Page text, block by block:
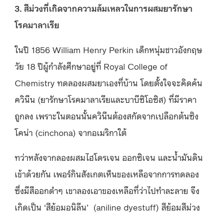
3. สีม่วงที่เกิดจากความล้มเหลวในการผสมยารักษา
โรคมาลาเรีย
ในปี 1856 William Henry Perkin เด็กหนุ่มชาวอังกฤษ
วัย 18 ปีผู้กำลังศึกษาอยู่ที่ Royal College of
Chemistry ทดลองผสมยาเองที่บ้าน โดยตั้งใจจะคิดค้น
ควินีน (ยารักษาโรคมาลาเรียและบาบีซิโอซิส) ที่มีราคา
ถูกลง เพราะในตอนนั้นควินีนต้องสกัดจากเปลือกต้นซิง
โคน่า (cinchona) จากอเมริกาใต้
ทว่าหลังจากลองผสมไฮโดรเจน ออกซิเจน และน้ำมันดิน
เข้าด้วยกัน เพอร์กินสังเกตเห็นของเหลือจากการทดลอง
ซึ่งมีสีออกดำๆ เขาลองเอาของเหลือที่ว่าไปทำละลาย จึง
เกิดเป็น ‘สีย้อมอนิลีน’ (aniline dyestuff) สีย้อมสีม่วง